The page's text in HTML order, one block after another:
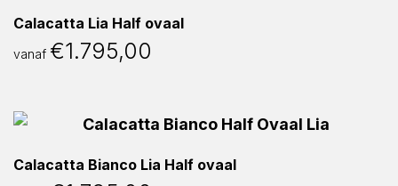
Calacatta Lia Half ovaal
vanaf €1.795,00
Calacatta Bianco Lia Half ovaal